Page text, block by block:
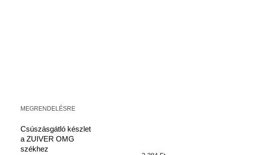
Csúszásgátló készlet
a ZUIVER OMG
székhez
MEGRENDELÉSRE